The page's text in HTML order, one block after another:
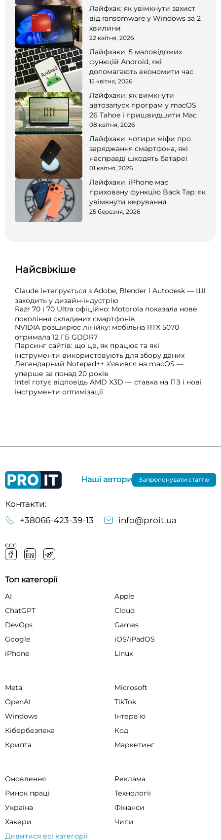
Лайфхак: як увімкнути захист
від ransomware у Windows за 2
хвилини
22 квітня, 2026
Лайфхаки: 5 маловідомих
функцій Android, які
допомагають економити час
15 квітня, 2026
Лайфхаки: як вимкнути
автозапуск програм у macOS
26 Tahoe і пришвидшити Mac
08 квітня, 2026
Лайфхаки: чотири міфи про
заряджання смартфона, які
насправді шкодять батареї
01 квітня, 2026
Лайфхаки. iPhone має
приховану функцію Back Tap: як
увімкнути керування
25 березня, 2026
Найсвіжіше
Claude інтегрується з Adobe, Blender і Autodesk — ШІ
заходить у дизайн-індустрію
Razr 70 і 70 Ultra офіційно: Motorola показала нове
покоління складаних смартфонів
NVIDIA розширює лінійку: мобільна RTX 5070
отримала 12 ГБ GDDR7
Парсинг сайтів: що це, як працює та які
інструменти використовують для збору даних
Легендарний Notepad++ з’явився на macOS —
уперше за понад 20 років
Intel готує відповідь AMD X3D — ставка на ПЗ і нові
інструменти оптимізації
Контакти:
+38066-423-39-13
info@proit.ua
ссс
Наші автори Запропонувати статтю
Топ категорії
AI
Apple
ChatGPT
Cloud
DevOps
Games
Google
iOS/iPadOS
iPhone
Linux
Meta
Microsoft
OpenAI
TikTok
Windows
Інтервʼю
Кібербезпека
Код
Крипта
Маркетинг
Оновлення
Реклама
Ринок праці
Технології
Україна
Фінанси
Хакери
Чипи
Дивитися всі категорії